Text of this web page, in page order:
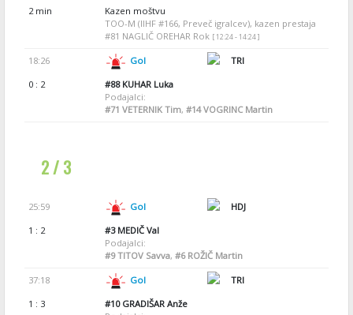
2 min
Kazen moštvu
TOO-M (IIHF #166, Preveč igralcev), kazen prestaja
#81 NAGLIČ OREHAR Rok [ 12:24 - 14:24 ]
18:26 Gol
TRI
0 : 2
#88KUHAR Luka
Podajalci:
#71 VETERNIK Tim, #14VOGRINC Martin
2 / 3
25:59 Gol
HDJ
1 : 2
#3MEDIČ Val
Podajalci:
#9TITOV Savva, #6ROŽIČ Martin
37:18 Gol
TRI
1 : 3
#10GRADIŠAR Anže